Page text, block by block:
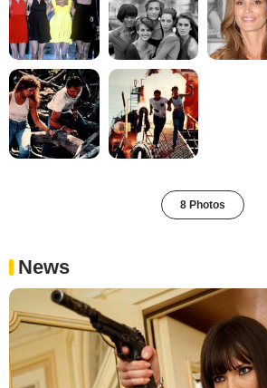
8 Photos
News